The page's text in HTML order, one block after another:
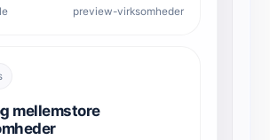
preview-virksomheder
mellemstore